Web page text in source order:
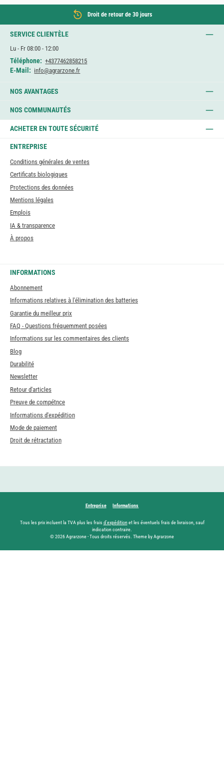
Droit de retour de 30 jours
SERVICE CLIENTÈLE
Lu - Fr 08:00 - 12:00
Téléphone: +4377462858215
E-Mail: info@agrarzone.fr
NOS AVANTAGES
NOS COMMUNAUTÉS
ACHETER EN TOUTE SÉCURITÉ
ENTREPRISE
Conditions générales de ventes
Certificats biologiques
Protections des données
Mentions légales
Emplois
IA & transparence
À propos
INFORMATIONS
Abonnement
Informations relatives à l'élimination des batteries
Garantie du meilleur prix
FAQ - Questions fréquemment posées
Informations sur les commentaires des clients
Blog
Durabilité
Newsletter
Retour d'articles
Preuve de compétnce
Informations d'expédition
Mode de paiement
Droit de rétractation
Entreprise Informations
Tous les prix incluent la TVA plus les frais d'expéditionet les éventuels frais de livraison, sauf
indication contraire.
© 2026 Agrarzone - Tous droits réservés. Theme by Agrarzone